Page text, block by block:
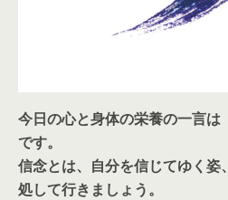
今日の心と身体の栄養の一言は
です。
信念とは、自分を信じてゆく姿
処して行きましょう。